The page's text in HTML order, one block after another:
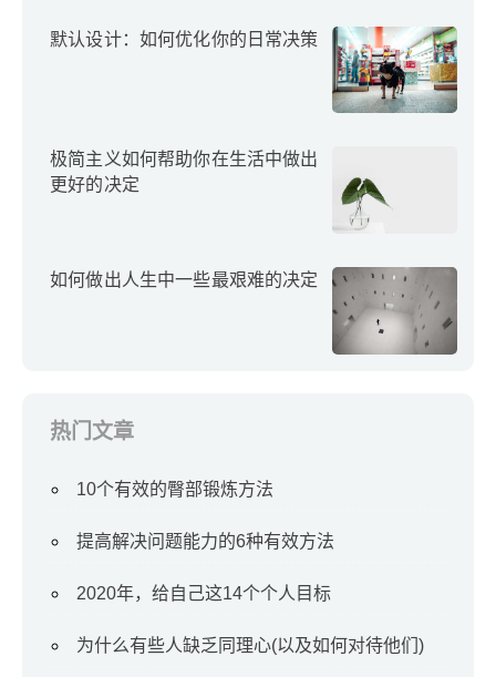
默认设计：如何优化你的日常决策
极简主义如何帮助你在生活中做出
更好的决定
如何做出人生中一些最艰难的决定
热门文章
10个有效的臀部锻炼方法
提高解决问题能力的6种有效方法
2020年，给自己这14个个人目标
为什么有些人缺乏同理心(以及如何对待他们)